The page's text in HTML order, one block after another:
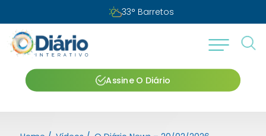
33° Barretos
Assine O Diário